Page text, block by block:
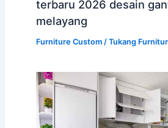
terbaru 2026 desain
melayang
Furniture Custom/ Tukang